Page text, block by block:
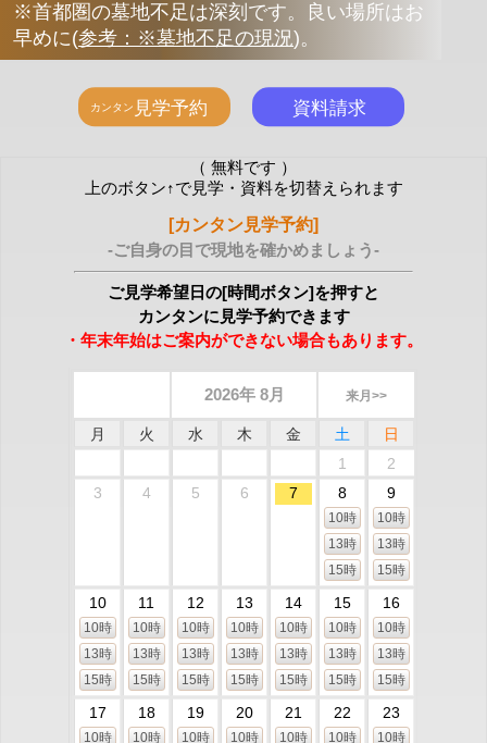
※首都圏の墓地不足は深刻です。良い場所はお
早めに(参考：※墓地不足の現況)。
（ 無料です ）
上のボタン↑で見学・資料を切替えられます
[カンタン見学予約]
-ご自身の目で現地を確かめましょう-
ご見学希望日の[時間ボタン]を押すと
カンタンに見学予約できます
・年末年始はご案内ができない場合もあります。
2026年 8月 来月>>
月 火 水 木 金 土
日
1
2
3
4 5 6 7 8
10時
13時
15時
9
10時
13時
15時
10
10時
13時
15時
11
10時
13時
15時
12
10時
13時
15時
13
10時
13時
15時
14
10時
13時
15時
15
10時
13時
15時
16
10時
13時
15時
17
10時
18
10時
19
10時
20
10時
21
10時
22
10時
23
10時